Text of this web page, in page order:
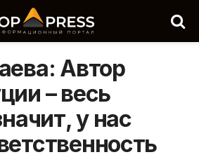
Автор
– весь
у нас